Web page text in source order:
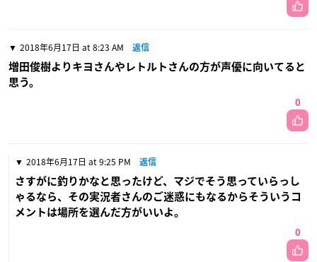
2018年6月17日 at 8:23 AM 返信
増田俊樹よりキヨさんやレトルトさんの方が声優に向いてると
思う。
0
2018年6月17日 at 9:25 PM 返信
さすがに釣りかなと思ったけど、マジでそう思っていらっし
ゃるなら、その実況者さんのご迷惑にもなるからそういうコ
メントは場所を選んだ方がいいよ。
0